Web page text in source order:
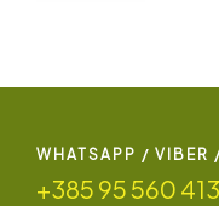
WHATSAPP / VIBER
+385 95 560